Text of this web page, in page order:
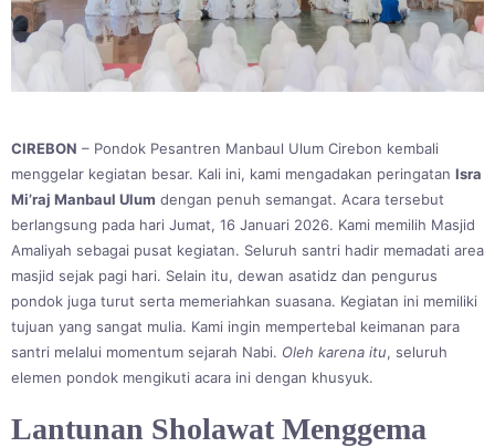
CIREBON – Pondok Pesantren Manbaul Ulum Cirebon kembali
menggelar kegiatan besar. Kali ini, kami mengadakan peringatan Isra
Mi’raj Manbaul Ulum dengan penuh semangat. Acara tersebut
berlangsung pada hari Jumat, 16 Januari 2026. Kami memilih Masjid
Amaliyah sebagai pusat kegiatan. Seluruh santri hadir memadati area
masjid sejak pagi hari. Selain itu, dewan asatidz dan pengurus
pondok juga turut serta memeriahkan suasana. Kegiatan ini memiliki
tujuan yang sangat mulia. Kami ingin mempertebal keimanan para
santri melalui momentum sejarah Nabi. Oleh karena itu, seluruh
elemen pondok mengikuti acara ini dengan khusyuk.
Lantunan Sholawat Menggema